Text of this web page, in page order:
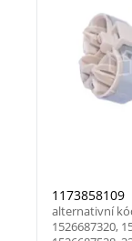
1173858109
alternativní
1526687320,